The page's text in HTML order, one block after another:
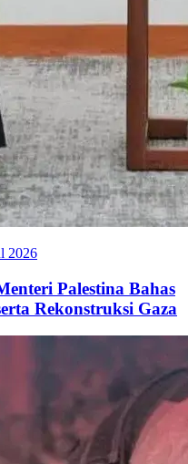
2026
Palestina Bahas
Rekonstruksi Gaza